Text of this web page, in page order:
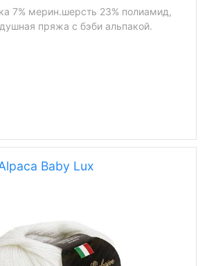
7% мерин.шерсть 23% полиамид,
пряжа с бэби альпакой.
Baby Lux